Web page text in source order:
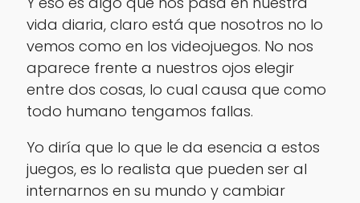
vida diaria, claro está que nosotros no lo
vemos como en los videojuegos. No nos
aparece frente a nuestros ojos elegir
entre dos cosas, lo cual causa que como
todo humano tengamos fallas.
Yo diría que lo que le da esencia a estos
juegos, es lo realista que pueden ser al
internarnos en su mundo y cambiar